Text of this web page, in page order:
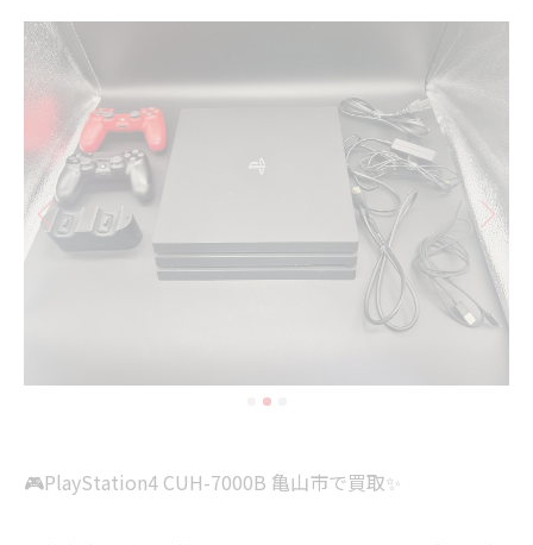
🎮PlayStation4 CUH-7000B 亀山市で買取✨